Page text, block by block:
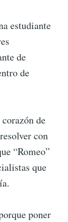
estudiante
de
de
de
con
“Romeo”
que
poner